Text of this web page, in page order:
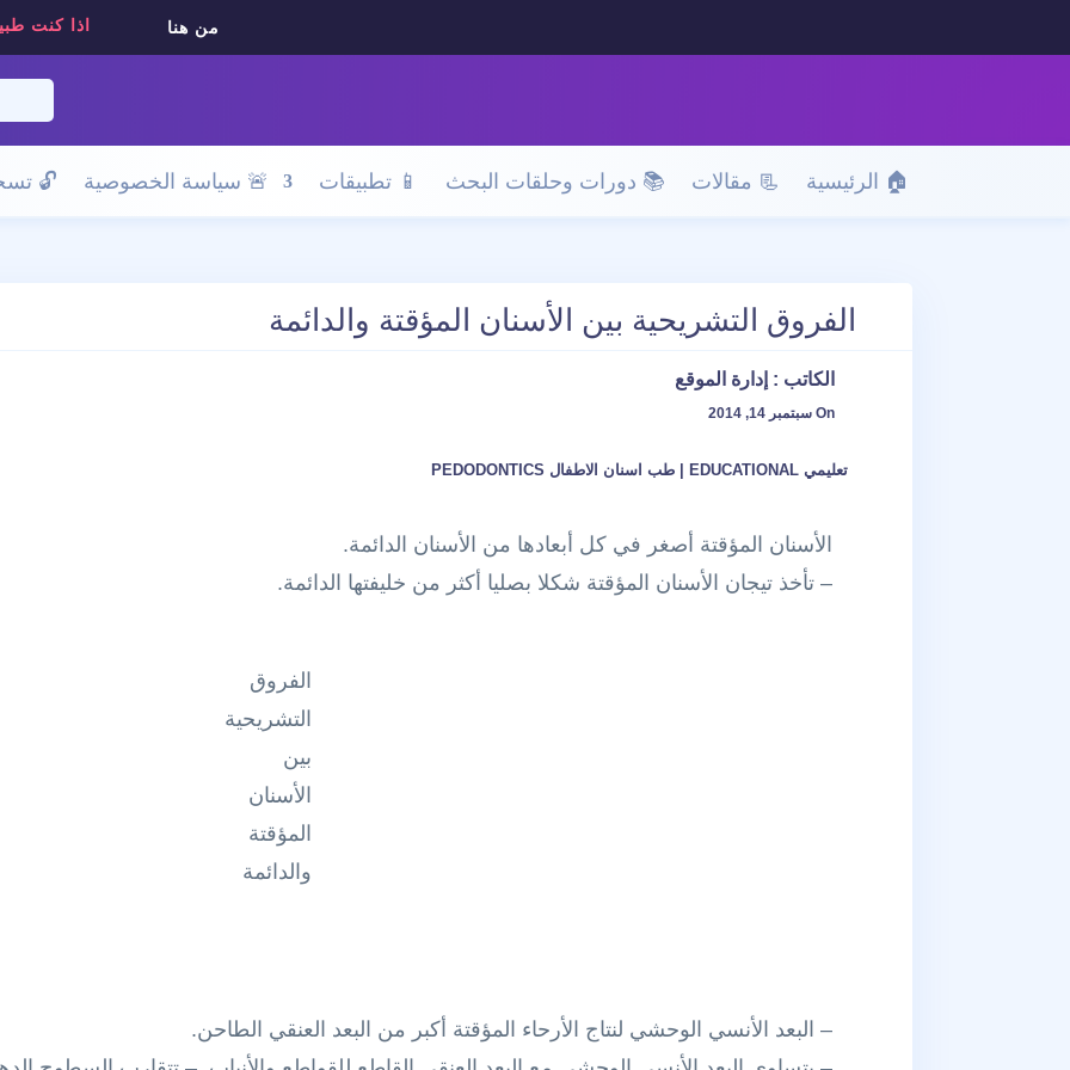
اذا كنت من هنا
🏠 الرئيسية 📃 مقالات 📚 دورات وحلقات البحث 📱 تطبيقات 🚨 سياسة الخصوصية 🔓
الفروق التشريحية بين الأسنان المؤقتة والدائمة
الكاتب : إدارة الموقع
On سبتمبر 14, 2014
تعليمي EDUCATIONAL طب اسنان الاطفال PEDODONTICS
الأسنان المؤقتة أصغر في كل أبعادها من الأسنان الدائمة.
– تأخذ تيجان الأسنان المؤقتة شكلا بصليا أكثر من خليفتها الدائمة.
الفروق
التشريحية
بين
الأسنان
المؤقتة
والدائمة
– البعد الأنسي الوحشي لنتاج الأرحاء المؤقتة أكبر من البعد العنقي الطاحن.